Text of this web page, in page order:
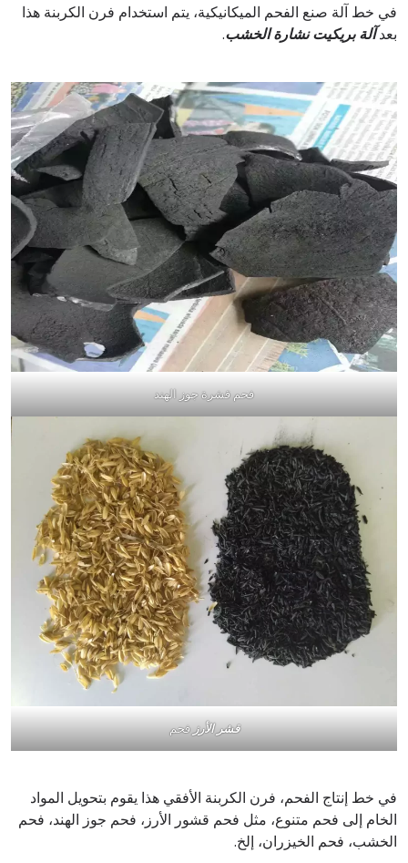
في خط آلة صنع الفحم الميكانيكية، يتم استخدام فرن الكربنة هذا
بعدآلة بريكيت نشارة الخشب.
فحم قشرة جوز الهند
قشر الأرزفحم
في خط إنتاج الفحم، فرن الكربنة الأفقي هذا يقوم بتحويل المواد
الخام إلى فحم متنوع، مثل فحم قشور الأرز، فحم جوز الهند، فحم
الخشب، فحم الخيزران، إلخ.